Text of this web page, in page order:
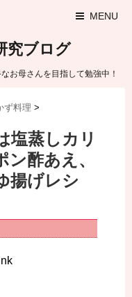
MENU
究ブログ
お母さんを目指して勉強中！
ず料理 >
塩蒸しカリ
酢あえ、
揚げレシ